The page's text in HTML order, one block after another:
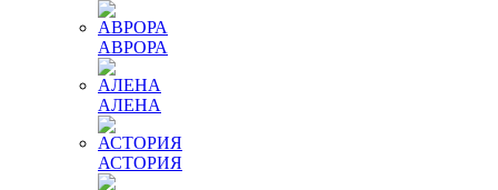
АВРОРА
АЛЕНА
АСТОРИЯ